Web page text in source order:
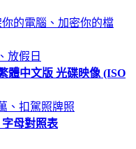
的電腦、加密你的檔
放假日
體中文版 光碟映像 (ISO
、扣駕照牌照
字母對照表